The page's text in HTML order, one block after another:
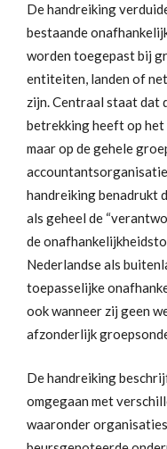
De handreiking
bestaande
worden toegepast bij
entiteiten, landen of
zijn. Centraal staat dat
betrekking heeft op
maar op de gehele
handreiking benadrukt
als geheel de
de
Nederlandse als
toepasselijke
ook wanneer zij geen
afzonderlijk
De handreiking
omgegaan met
waaronder